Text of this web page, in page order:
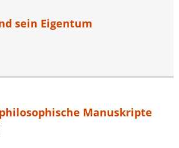
sein Eigentum
Manuskripte